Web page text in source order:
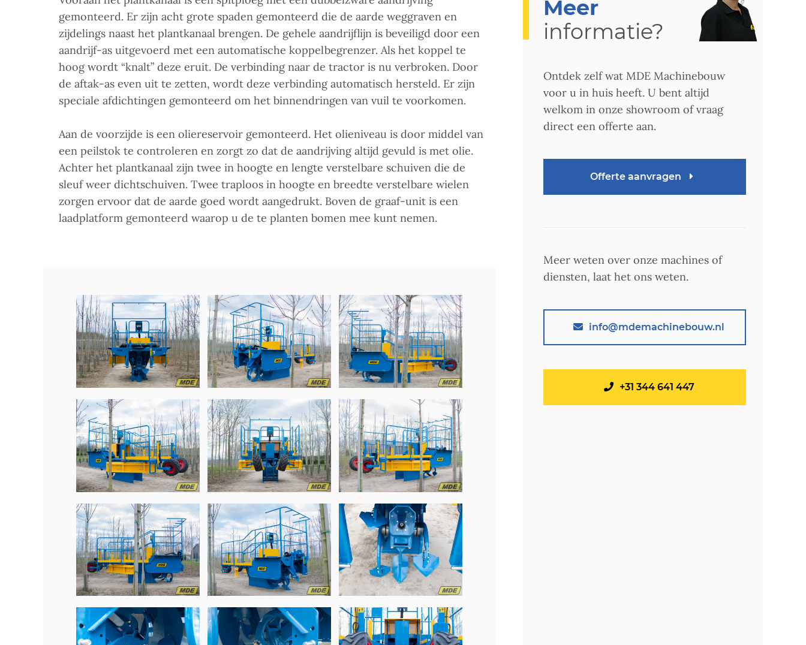
gemonteerd. Er zijn acht grote spaden gemonteerd die de aarde weggraven en
zijdelings naast het plantkanaal brengen. De gehele aandrijflijn is beveiligd door een
aandrijf-as uitgevoerd met een automatische koppelbegrenzer. Als het koppel te
hoog wordt “knalt” deze eruit. De verbinding naar de tractor is nu verbroken. Door
de aftak-as even uit te zetten, wordt deze verbinding automatisch hersteld. Er zijn
speciale afdichtingen gemonteerd om het binnendringen van vuil te voorkomen.
Aan de voorzijde is een oliereservoir gemonteerd. Het olieniveau is door middel van
een peilstok te controleren en zorgt zo dat de aandrijving altijd gevuld is met olie.
Achter het plantkanaal zijn twee in hoogte en lengte verstelbare schuiven die de
sleuf weer dichtschuiven. Twee traploos in hoogte en breedte verstelbare wielen
zorgen ervoor dat de aarde goed wordt aangedrukt. Boven de graaf-unit is een
laadplatform gemonteerd waarop u de te planten bomen mee kunt nemen.
Meer
informatie?
Ontdek zelf wat MDE Machinebouw
voor u in huis heeft. U bent altijd
welkom in onze showroom of vraag
direct een offerte aan.
Offerte aanvragen
Meer weten over onze machines of
diensten, laat het ons weten.
info@mdemachinebouw.nl
+31 344 641 447